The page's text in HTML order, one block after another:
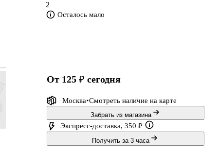
1 019 ₽ 803 ₽
669 ₽
227 ₽
189 ₽
503 ₽
419 ₽
2
Осталось мало
от 125 ₽ сегодня
Москва Смотреть наличие на карте
Забрать из магазина
Экспресс-доставка, 350 ₽
Получить за 3 часа